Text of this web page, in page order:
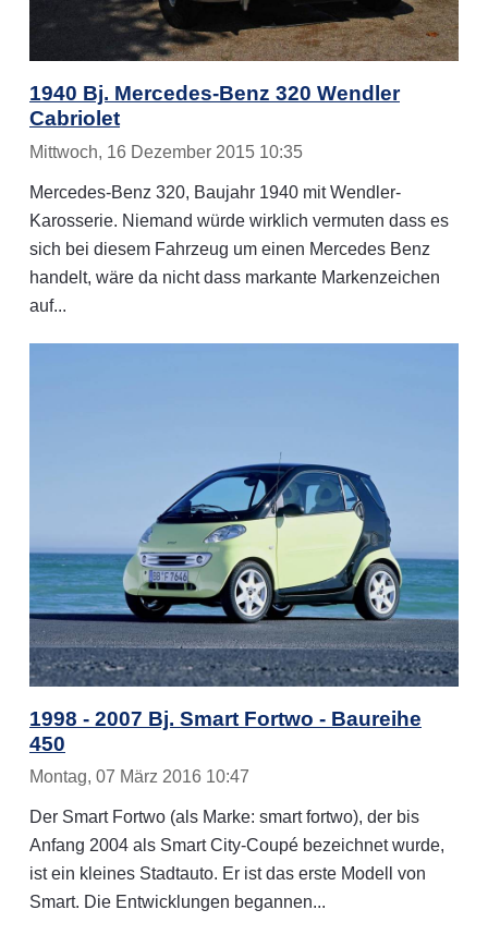
1940 Bj. Mercedes-Benz 320 Wendler
Cabriolet
Mittwoch, 16 Dezember 2015 10:35
Mercedes-Benz 320, Baujahr 1940 mit Wendler-
Karosserie. Niemand würde wirklich vermuten dass es
sich bei diesem Fahrzeug um einen Mercedes Benz
handelt, wäre da nicht dass markante Markenzeichen
auf...
1998 - 2007 Bj. Smart Fortwo - Baureihe
450
Montag, 07 März 2016 10:47
Der Smart Fortwo (als Marke: smart fortwo), der bis
Anfang 2004 als Smart City-Coupé bezeichnet wurde,
ist ein kleines Stadtauto. Er ist das erste Modell von
Smart. Die Entwicklungen begannen...